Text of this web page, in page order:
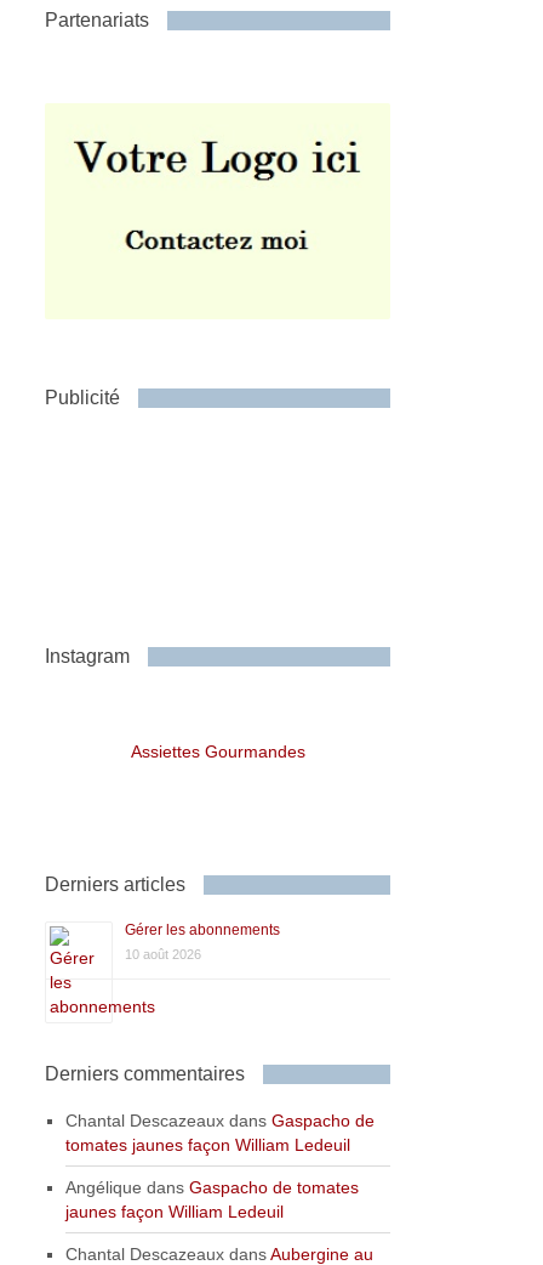
Partenariats
Publicité
Instagram
Assiettes Gourmandes
Derniers articles
Gérer les abonnements
10 août 2026
Derniers commentaires
Chantal Descazeaux dansGaspacho de
tomates jaunes façon William Ledeuil
Angélique dansGaspacho de tomates
jaunes façon William Ledeuil
Chantal Descazeaux dansAubergine au